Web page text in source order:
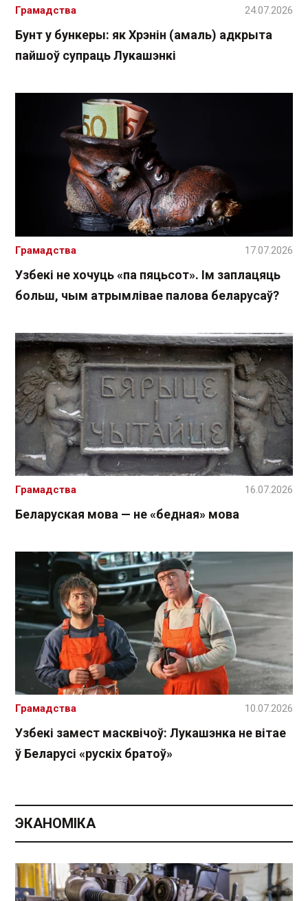
Бунт у бункеры: як Хрэнін (амаль) адкрыта
пайшоў супраць Лукашэнкі
Грамадства 24.07.2026
Узбекі не хочуць «па пяцьсот». Ім заплацяць
больш, чым атрымлівае палова беларусаў?
Грамадства 17.07.2026
Беларуская мова — не «бедная» мова
Грамадства 16.07.2026
Узбекі замест масквічоў: Лукашэнка не вітае
ў Беларусі «рускіх братоў»
Грамадства 10.07.2026
ЭКАНОМІКА